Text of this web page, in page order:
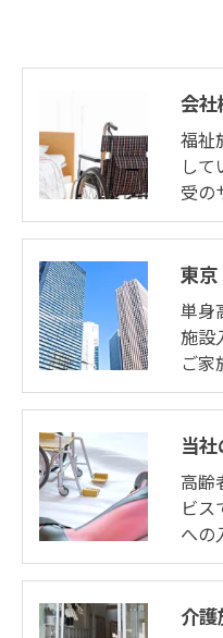
会社
福祉
して
受の
東京
単身
施設
ご
当
高齢
ビス
への
介